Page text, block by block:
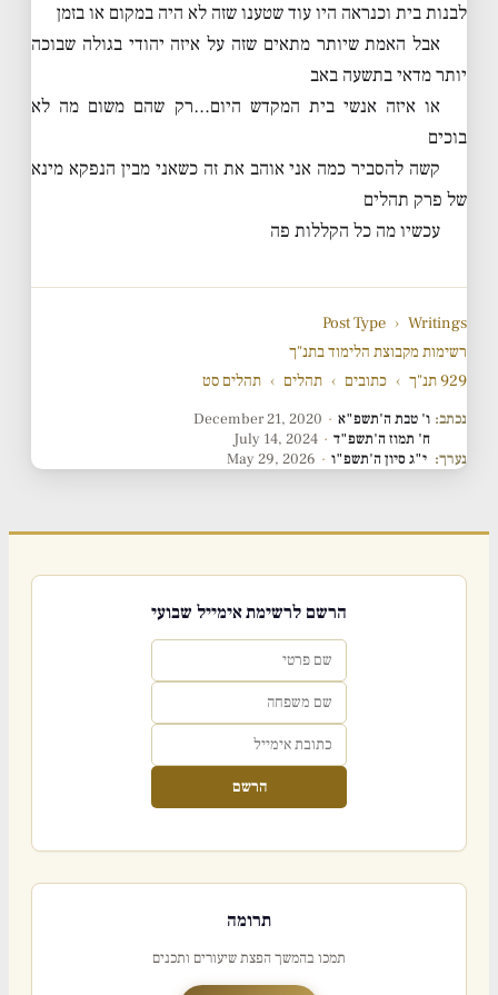
לבנות בית וכנראה היו עוד שטענו שזה לא היה במקום או בזמן
אבל האמת שיותר מתאים שזה על איזה יהודי בגולה שבוכה
יותר מדאי בתשעה באב
או איזה אנשי בית המקדש היום…רק שהם משום מה לא
בוכים
קשה להסביר כמה אני אוהב את זה כשאני מבין הנפקא מינא
של פרק תהלים
עכשיו מה כל הקללות פה
Post Type › Writings
רשימות מקבוצת הלימוד בתנ"ך
929 תנ"ך
› כתובים › תהלים › תהלים סט
נכתב: ו' טבת ה'תשפ"א ·
December 21, 2020
ח' תמוז ה'תשפ"ד ·
July 14, 2024
נערך: י"ג סיון ה'תשפ"ו ·
May 29, 2026
הרשם לרשימת אימייל שבועי
הרשם
תרומה
תמכו בהמשך הפצת שיעורים ותכנים